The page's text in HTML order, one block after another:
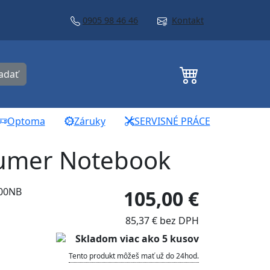
0905 98 46 46 Kontakt
Optoma Záruky SERVISNÉ PRÁCE
Notebook
105,00 €
85,37 € bez DPH
Skladom viac ako 5 kusov
Tento produkt môžeš mať už do 24hod.